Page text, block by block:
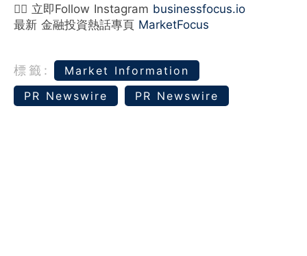
👉🏻 立即Follow Instagram businessfocus.io
最新 金融投資熱話專頁 MarketFocus
標籤:
Market Information
PR Newswire
PR Newswire